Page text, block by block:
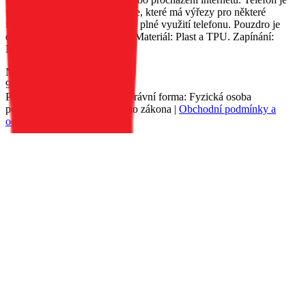
umístěn v silikonovém pouzdře, které má výřezy pro některé
funkční tlačítka, což umožňuje plné využití telefonu. Pouzdro je
dostupné v několika barvách. Materiál: Plast a TPU. Zapínání:
Magnet.
Nedostupné
90 Kč
Petr Matyáš, IČ: 00705331, Právní forma: Fyzická osoba
podnikající dle živnostenského zákona | Obchodní podmínky a
ochrana osobních údajů